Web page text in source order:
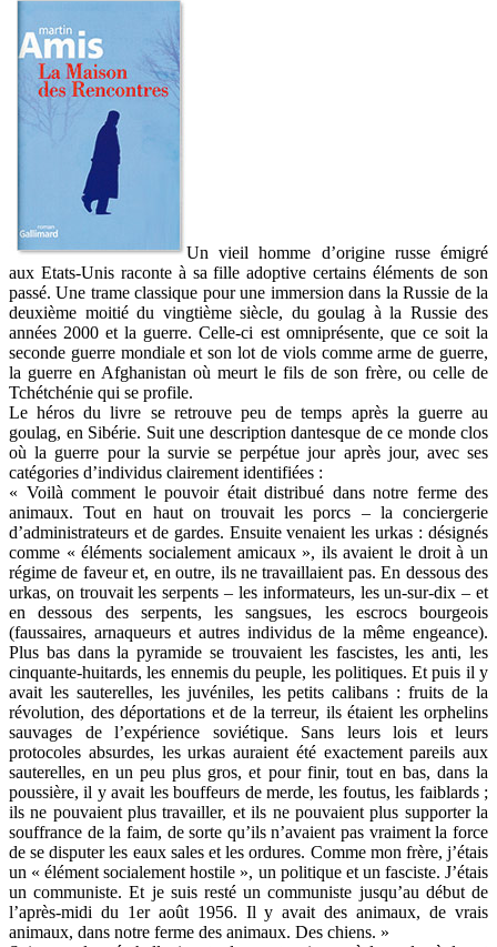
Un vieil homme d’origine russe émigré
aux Etats-Unis raconte à sa fille adoptive certains éléments de son
passé. Une trame classique pour une immersion dans la Russie de la
deuxième moitié du vingtième siècle, du goulag à la Russie des
années 2000 et la guerre. Celle-ci est omniprésente, que ce soit la
seconde guerre mondiale et son lot de viols comme arme de guerre,
la guerre en Afghanistan où meurt le fils de son frère, ou celle de
Tchétchénie qui se profile.
Le héros du livre se retrouve peu de temps après la guerre au
goulag, en Sibérie. Suit une description dantesque de ce monde clos
où la guerre pour la survie se perpétue jour après jour, avec ses
catégories d’individus clairement identifiées :
« Voilà comment le pouvoir était distribué dans notre ferme des
animaux. Tout en haut on trouvait les porcs – la conciergerie
d’administrateurs et de gardes. Ensuite venaient les urkas : désignés
comme « éléments socialement amicaux », ils avaient le droit à un
régime de faveur et, en outre, ils ne travaillaient pas. En dessous des
urkas, on trouvait les serpents – les informateurs, les un-sur-dix – et
en dessous des serpents, les sangsues, les escrocs bourgeois
(faussaires, arnaqueurs et autres individus de la même engeance).
Plus bas dans la pyramide se trouvaient les fascistes, les anti, les
cinquante-huitards, les ennemis du peuple, les politiques. Et puis il y
avait les sauterelles, les juvéniles, les petits calibans : fruits de la
révolution, des déportations et de la terreur, ils étaient les orphelins
sauvages de l’expérience soviétique. Sans leurs lois et leurs
protocoles absurdes, les urkas auraient été exactement pareils aux
sauterelles, en un peu plus gros, et pour finir, tout en bas, dans la
poussière, il y avait les bouffeurs de merde, les foutus, les faiblards ;
ils ne pouvaient plus travailler, et ils ne pouvaient plus supporter la
souffrance de la faim, de sorte qu’ils n’avaient pas vraiment la force
de se disputer les eaux sales et les ordures. Comme mon frère, j’étais
un « élément socialement hostile », un politique et un fasciste. J’étais
un communiste. Et je suis resté un communiste jusqu’au début de
l’après-midi du 1er août 1956. Il y avait des animaux, de vrais
animaux, dans notre ferme des animaux. Des chiens. »